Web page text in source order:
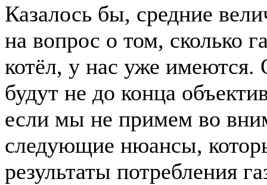
Казалось бы, средние
на вопрос о том, сколько
котёл, у нас уже имеются.
будут не до конца
если мы не примем во
следующие нюансы,
результаты потребления